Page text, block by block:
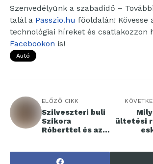
Szenvedélyünk a szabadidő –
talál a Passzio.hu főoldalán! Kövesse
technológiai híreket és csatlakozzon
Facebookon is!
Autó
ELŐZŐ CIKK
Szilveszteri buli
Szikora
Róberttel és az
ültetési